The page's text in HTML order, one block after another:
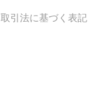
引法に基づく表記